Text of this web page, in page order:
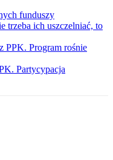
funduszy
trzeba ich uszczelniać, to
PPK. Program rośnie
Partycypacja